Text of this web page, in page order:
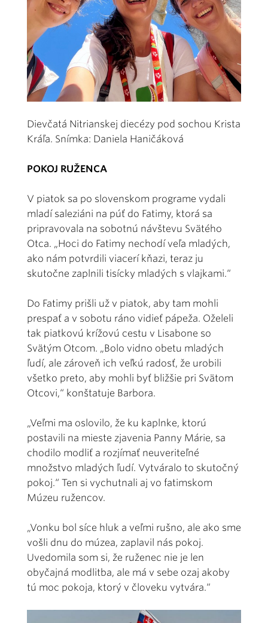
Dievčatá Nitrianskej diecézy pod sochou Krista
Kráľa. Snímka: Daniela Haničáková
POKOJ RUŽENCA
V piatok sa po slovenskom programe vydali
mladí saleziáni na púť do Fatimy, ktorá sa
pripravovala na sobotnú návštevu Svätého
Otca. „Hoci do Fatimy nechodí veľa mladých,
ako nám potvrdili viacerí kňazi, teraz ju
skutočne zaplnili tisícky mladých s vlajkami.“
Do Fatimy prišli už v piatok, aby tam mohli
prespať a v sobotu ráno vidieť pápeža. Oželeli
tak piatkovú krížovú cestu v Lisabone so
Svätým Otcom. „Bolo vidno obetu mladých
ľudí, ale zároveň ich veľkú radosť, že urobili
všetko preto, aby mohli byť bližšie pri Svätom
Otcovi,“ konštatuje Barbora.
„Veľmi ma oslovilo, že ku kaplnke, ktorú
postavili na mieste zjavenia Panny Márie, sa
chodilo modliť a rozjímať neuveriteľné
množstvo mladých ľudí. Vytváralo to skutočný
pokoj.“ Ten si vychutnali aj vo fatimskom
Múzeu ružencov.
„Vonku bol síce hluk a veľmi rušno, ale ako sme
vošli dnu do múzea, zaplavil nás pokoj.
Uvedomila som si, že ruženec nie je len
obyčajná modlitba, ale má v sebe ozaj akoby
tú moc pokoja, ktorý v človeku vytvára.“